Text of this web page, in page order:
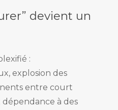
devient un
:
explosion des
entre court
à des